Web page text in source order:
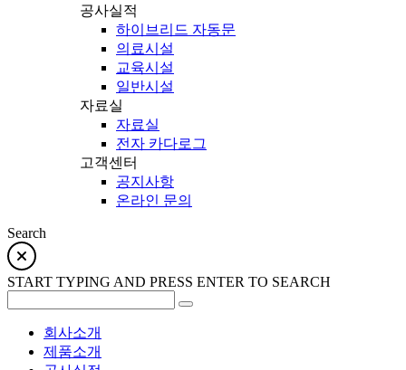
공사실적
하이브리드 자동문
의료시설
교육시설
일반시설
자료실
자료실
전자 카다로그
고객센터
공지사항
온라인 문의
Search
제품소개
고객센터
전체메뉴